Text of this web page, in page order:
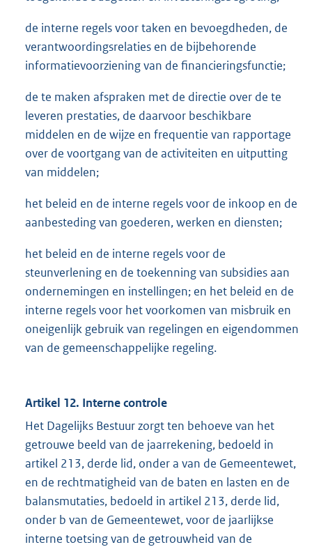
de interne regels voor taken en bevoegdheden, de
verantwoordingsrelaties en de bijbehorende
informatievoorziening van de financieringsfunctie;
de te maken afspraken met de directie over de te
leveren prestaties, de daarvoor beschikbare
middelen en de wijze en frequentie van rapportage
over de voortgang van de activiteiten en uitputting
van middelen;
het beleid en de interne regels voor de inkoop en de
aanbesteding van goederen, werken en diensten;
het beleid en de interne regels voor de
steunverlening en de toekenning van subsidies aan
ondernemingen en instellingen; en het beleid en de
interne regels voor het voorkomen van misbruik en
oneigenlijk gebruik van regelingen en eigendommen
van de gemeenschappelijke regeling.
Artikel 12. Interne controle
Het Dagelijks Bestuur zorgt ten behoeve van het
getrouwe beeld van de jaarrekening, bedoeld in
artikel 213, derde lid, onder a van de Gemeentewet,
en de rechtmatigheid van de baten en lasten en de
balansmutaties, bedoeld in artikel 213, derde lid,
onder b van de Gemeentewet, voor de jaarlijkse
interne toetsing van de getrouwheid van de